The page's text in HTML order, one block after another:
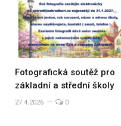
Fotografická soutěž pro
základní a střední školy
27.4.2026 0